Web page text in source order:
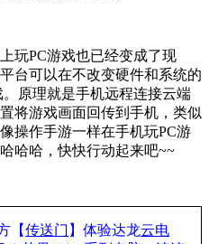
玩PC游戏也已经变成了现
台可以在不改变硬件和系统的
。原理就是手机远程连接云端
将游戏画面回传到手机，类似
操作手游一样在手机玩PC游
哈哈，快快行动起来吧~~
【传送门 】体验达龙云电